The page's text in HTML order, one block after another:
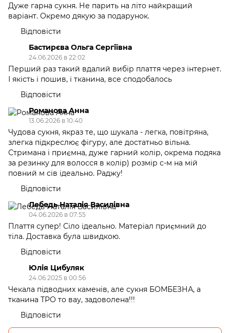
Дуже гарна сукня. Не парить на літо найкращий
варіант. Окремо дякую за подарунок.
Відповісти
Бастирєва Ольга Сергіївна
24.06.2026 в 22:02
Перший раз такий вдалий вибір плаття через інтернет.
І якість і пошив, і тканина, все сподобалось
Відповісти
Романова Анна
13.06.2026 в 10:40
Чудова сукня, якраз те, що шукала - легка, повітряна,
злегка підкреслює фігуру, але достатньо вільна.
Стримана і приємна, дуже гарний колір, окрема подяка
за резинку для волосся в колір) розмір с-м на мій
повний м сів ідеально. Раджу!
Відповісти
Лебедь Наталія Василівна
04.06.2026 в 07:55
Плаття супер! Сіло ідеально. Матеріал приємний до
тіла. Доставка була швидкою.
Відповісти
Юлія Цибуляк
24.06.2025 в 00:56
Чекала підводних каменів, але сукня БОМБЕЗНА, а
тканина ТРО то вау, задоволена!!!
Відповісти